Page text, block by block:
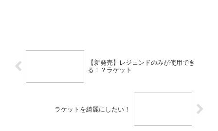
【新発売】レジェンドのみが使用でき
る！？ラケット
ラケットを綺麗にしたい！